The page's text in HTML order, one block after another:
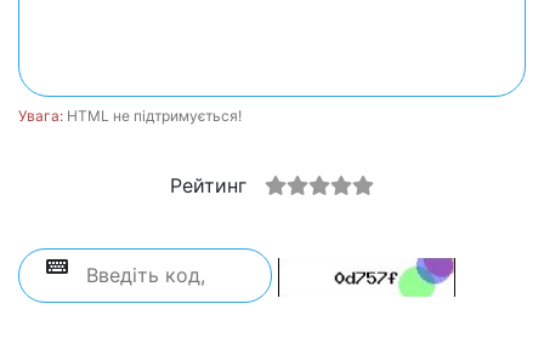
Увага: HTML не підтримується!
Рейтинг